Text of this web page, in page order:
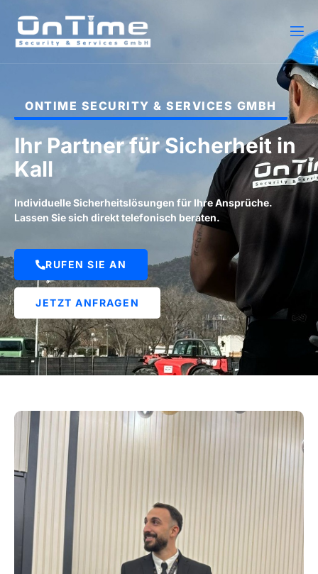
ONTIME SECURITY & SERVICES GMBH
Ihr Partner für Sicherheit in
Kall
Individuelle Sicherheitslösungen für Ihre Ansprüche.
Lassen Sie sich direkt telefonisch beraten.
RUFEN SIE AN
JETZT ANFRAGEN